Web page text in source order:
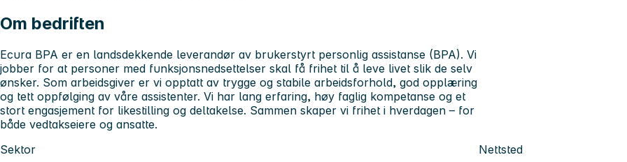
Om bedriften
Ecura BPA er en landsdekkende leverandør av brukerstyrt personlig assistanse (BPA). Vi
jobber for at personer med funksjonsnedsettelser skal få frihet til å leve livet slik de selv
ønsker. Som arbeidsgiver er vi opptatt av trygge og stabile arbeidsforhold, god opplæring
og tett oppfølging av våre assistenter. Vi har lang erfaring, høy faglig kompetanse og et
stort engasjement for likestilling og deltakelse. Sammen skaper vi frihet i hverdagen – for
både vedtakseiere og ansatte.
Sektor
Nettsted